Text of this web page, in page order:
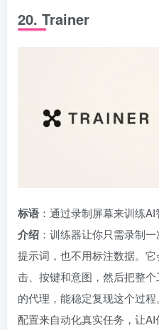
20. Trainer
标语 ：通过录制屏幕来训练
介绍 ：训练器让你只需录制
提示词，也不用标注数据。
击、按键和意图，然后把整
的代理，能稳定复现这个过
配置来自动化真实任务，让